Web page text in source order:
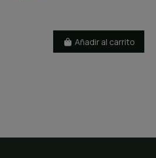
Añadir al carrito